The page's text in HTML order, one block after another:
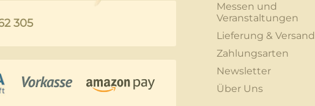
305
Messen und
Veranstaltungen
Lieferung & Versand
Zahlungsarten
Newsletter
Über Uns